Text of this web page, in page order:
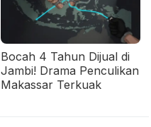
Bocah 4 Tahun Dijual di
Jambi! Drama Penculikan
Makassar Terkuak